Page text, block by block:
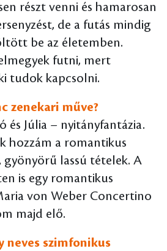
részt venni és hamarosan
de a futás mindig
be az életemben.
futni, mert
tudok kapcsolni.
zenekari műve?
és Júlia – nyitányfantázia.
hozzám a romantikus
gyönyörű lassú tételek. A
is egy romantikus
von Weber Concertino
majd elő.
neves szimfonikus